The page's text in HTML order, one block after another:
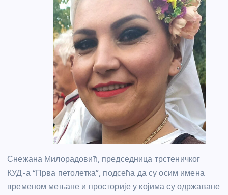
Снежана Милорадовић, председница трстеничког
КУД-а “Прва петолетка”, подсећа да су осим имена
временом мењане и просторије у којима су одржаване